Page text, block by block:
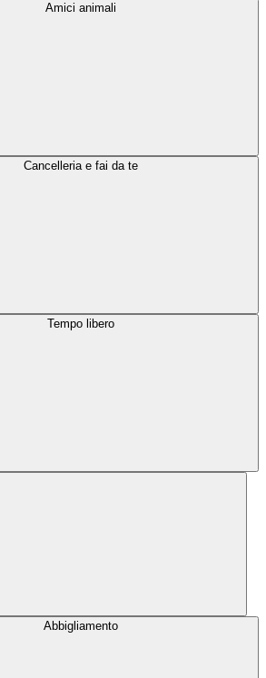
Amici animali
Cancelleria e fai da te
Tempo libero
Abbigliamento